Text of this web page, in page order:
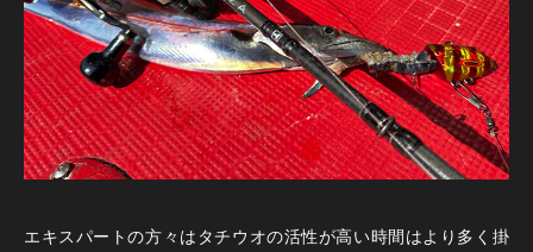
エキスパートの方々はタチウオの活性が高い時間はより多く掛